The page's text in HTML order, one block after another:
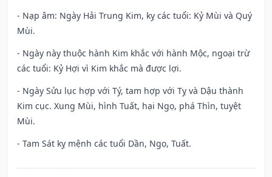
- Nạp âm: Ngày Hải Trung Kim, kỵ các tuổi: Kỷ Mùi và Quý
Mùi.
- Ngày này thuộc hành Kim khắc với hành Mộc, ngoại trừ
các tuổi: Kỷ Hợi vì Kim khắc mà được lợi.
- Ngày Sửu lục hợp với Tý, tam hợp với Tỵ và Dậu thành
Kim cục. Xung Mùi, hình Tuất, hại Ngọ, phá Thìn, tuyệt
Mùi.
- Tam Sát kỵ mệnh các tuổi Dần, Ngọ, Tuất.